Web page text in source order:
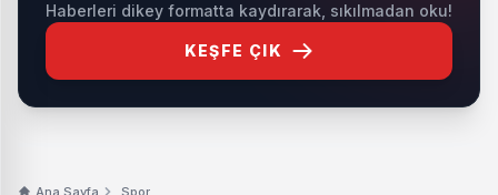
Haberleri dikey formatta kaydırarak, sıkılmadan oku!
KEŞFE ÇIK
Ana Sayfa Spor